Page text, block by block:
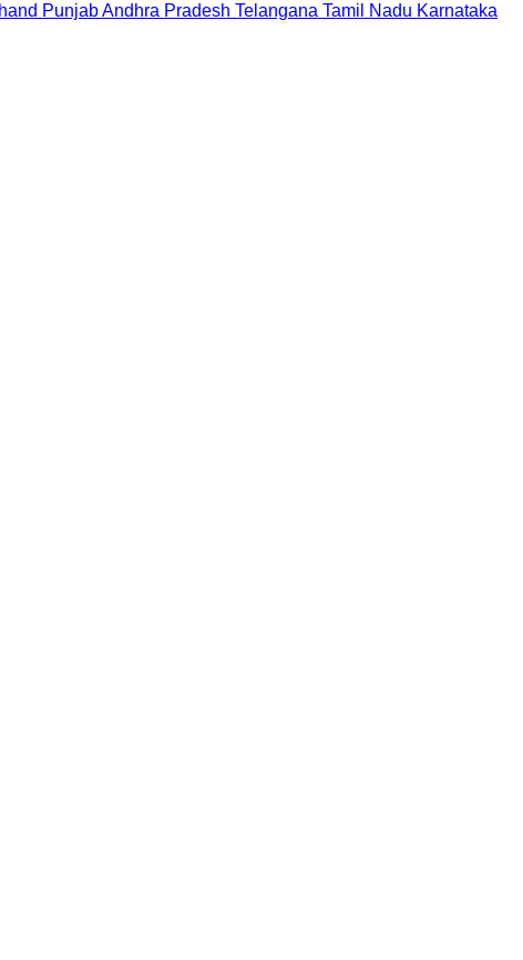
PunjabAndhra Pradesh Telangana Tamil Nadu Karnataka